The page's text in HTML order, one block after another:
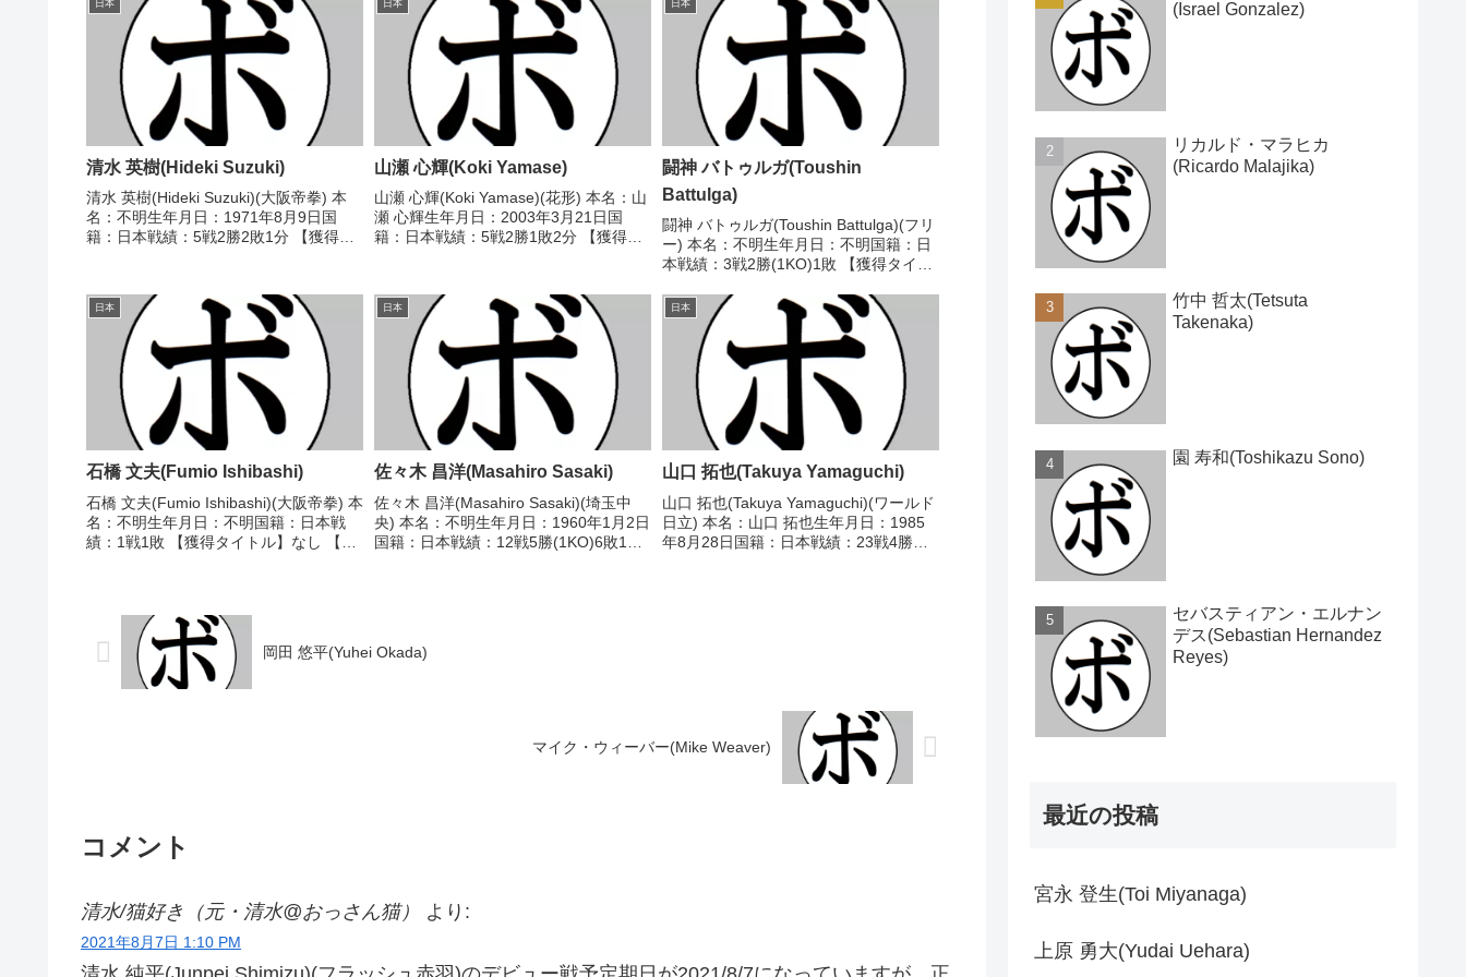
日本
清水 英樹(Hideki Suzuki)
清水 英樹(Hideki Suzuki)(大阪帝拳) 本
名：不明生年月日：1971年8月9日国
籍：日本戦績：5戦2勝2敗1分 【獲得タ
郷)1991/04/16 ○4R...
日本
山瀬 心輝(Koki Yamase)
山瀬 心輝(Koki Yamase)(花形) 本名：山
瀬 心輝生年月日：2003年3月21日国
籍：日本戦績：5戦2勝1敗2分 【獲得タ
万丈...
日本
闘神 バトゥルガ(Toushin
Battulga)
闘神 バトゥルガ(Toushin Battulga)(フリ
ー) 本名：不明生年月日：不明国籍：日
本戦績：3戦2勝(1KO)1敗 【獲得タイト
○1RTKO クリスチャン・バガヤロン
(比)2019/01/...
日本
石橋 文夫(Fumio Ishibashi)
石橋 文夫(Fumio Ishibashi)(大阪帝拳) 本
名：不明生年月日：不明国籍：日本戦
績：1戦1敗 【獲得タイトル】なし 【戦
日本
佐々木 昌洋(Masahiro Sasaki)
佐々木 昌洋(Masahiro Sasaki)(埼玉中
央) 本名：不明生年月日：1960年1月2日
国籍：日本戦績：12戦5勝(1KO)6敗1
日本
山口 拓也(Takuya Yamaguchi)
山口 拓也(Takuya Yamaguchi)(ワールド
日立) 本名：山口 拓也生年月日：1985
年8月28日国籍：日本戦績：23戦4勝
岡田 悠平(Yuhei Okada)
マイク・ウィーバー(Mike Weaver)
コメント
清水/猫好き（元・清水@おっさん猫） より:
2021年8月7日 1:10 PM
(Israel Gonzalez)
リカルド・マラヒカ
(Ricardo Malajika)
竹中 哲太(Tetsuta
Takenaka)
園 寿和(Toshikazu Sono)
セバスティアン・エルナン
デス(Sebastian Hernandez
Reyes)
最近の投稿
宮永 登生(Toi Miyanaga)
上原 勇大(Yudai Uehara)